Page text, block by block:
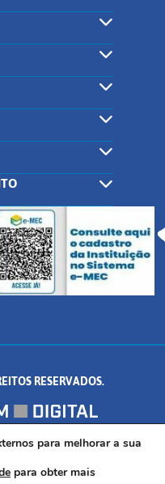
RESERVADOS.
FORMIGA/MG - CEP:
para melhorar a sua
para obter mais